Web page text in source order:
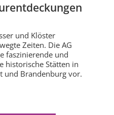
und Klöster
Zeiten. Die AG
faszinierende und
historische Stätten in
und Brandenburg vor.